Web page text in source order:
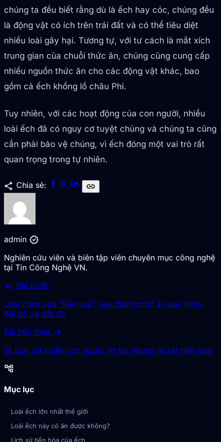
chúng ta đều biết rằng dù là ếch hay cóc, chúng đều
là động vật có ích trên trái đất và có thể tiêu diệt
nhiều loài gây hại. Tương tự, với tư cách là mắt xích
trung gian của chuỗi thức ăn, chúng cũng cung cấp
nhiều nguồn thức ăn cho các động vật khác, bao
gồm cả ếch khổng lồ châu Phi.
Tuy nhiên, với các hoạt động của con người, nhiều
loài ếch đã có nguy cơ tuyệt chủng và chúng ta cũng
cần phải bảo vệ chúng, vì ếch đóng một vai trò rất
quan trọng trong tự nhiên.
share Chia sẻ: link
admin verified
Nghiên cứu viên và biên tập viên chuyên mục công nghệ
tại Tin Công Nghệ VN.
arrow_back Bài trước
Loài chim xưa "tiến vua", nay thành món ăn quý hiếm,
đại bổ và đắt đỏ
Bài tiếp theo arrow_forward
15 loài vật khiến con người sợ hãi nhưng lại rất hiền lành
account_tree
Mục lục
Loài ếch lớn nhất thế giới
Loài ếch này có ăn được không?
Lịch sử tiến hóa của ếch